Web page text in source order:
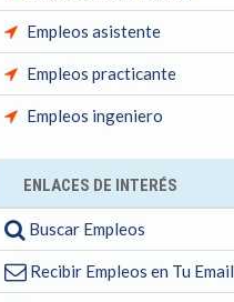
Empleos asistente
Empleos practicante
Empleos ingeniero
ENLACES DE INTERÉS
Buscar Empleos
Recibir Empleos en Tu Email